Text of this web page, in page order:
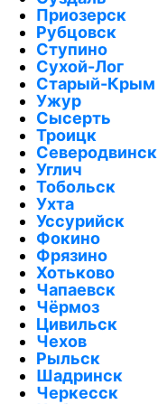
Приозерск
Рубцовск
Ступино
Сухой-Лог
Старый-Крым
Ужур
Сысерть
Троицк
Северодвинск
Углич
Тобольск
Ухта
Уссурийск
Фокино
Фрязино
Хотьково
Чапаевск
Чёрмоз
Цивильск
Чехов
Рыльск
Шадринск
Черкесск